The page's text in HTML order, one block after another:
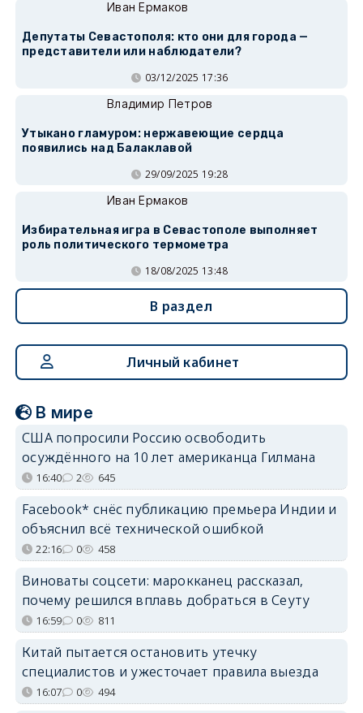
Иван Ермаков
Депутаты Севастополя: кто они для города —
представители или наблюдатели?
03/12/2025 17:36
Владимир Петров
Утыкано гламуром: нержавеющие сердца
появились над Балаклавой
29/09/2025 19:28
Иван Ермаков
Избирательная игра в Севастополе выполняет
роль политического термометра
18/08/2025 13:48
В раздел
Личный кабинет
В мире
США попросили Россию освободить
осуждённого на 10 лет американца Гилмана
16:40 2 645
Facebook* снёс публикацию премьера Индии и
объяснил всё технической ошибкой
22:16 0 458
Виноваты соцсети: марокканец рассказал,
почему решился вплавь добраться в Сеуту
16:59 0 811
Китай пытается остановить утечку
специалистов и ужесточает правила выезда
16:07 0 494